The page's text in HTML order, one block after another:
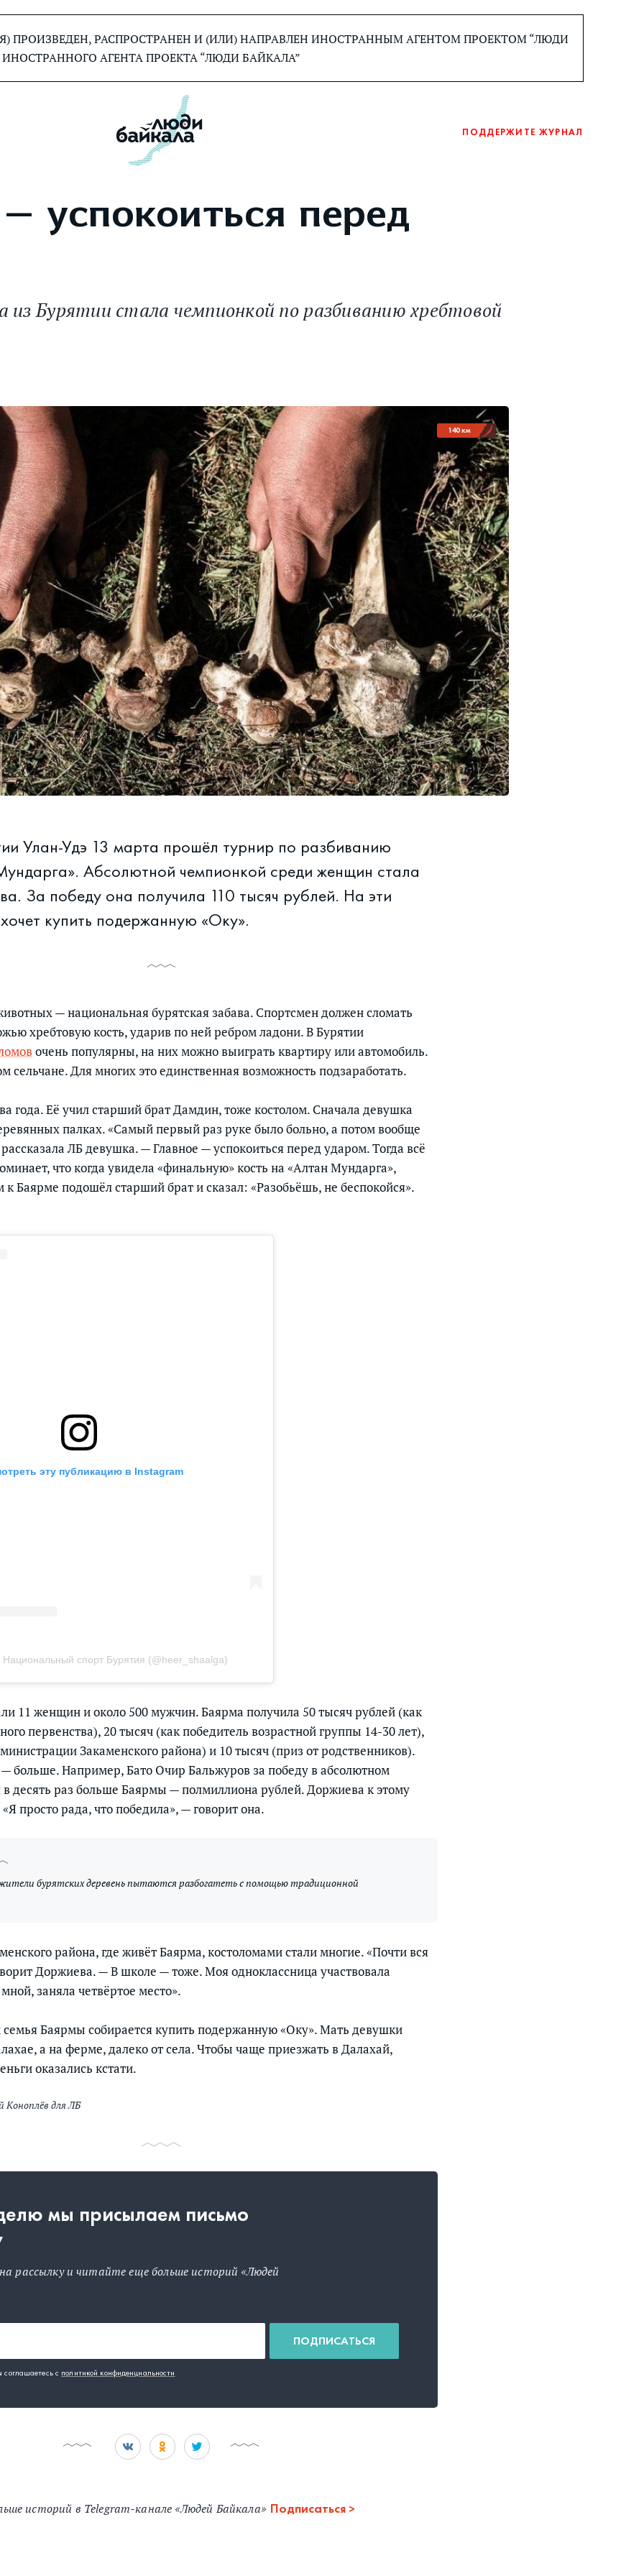
ПРОИЗВЕДЕН, РАСПРОСТРАНЕН И (ИЛИ) НАПРАВЛЕН ИНОСТРАННЫМ АГЕНТОМ ПРОЕКТОМ “ЛЮДИ
АГЕНТА ПРОЕКТА “ЛЮДИ БАЙКАЛА”
ПОДДЕРЖИТЕ ЖУРНАЛ
успокоиться перед
из Бурятии стала чемпионкой по разбиванию хребтовой
140 км
Улан-Удэ 13 марта прошёл турнир по разбиванию
Абсолютной чемпионкой среди женщин стала
За победу она получила 110 тысяч рублей. На эти
купить подержанную «Оку».
— национальная бурятская забава. Спортсмен должен сломать
хребтовую кость, ударив по ней ребром ладони. В Бурятии
очень популярны, на них можно выиграть квартиру или автомобиль.
сельчане. Для многих это единственная возможность подзаработать.
года. Её учил старший брат Дамдин, тоже костолом. Сначала девушка
палках. «Самый первый раз руке было больно, а потом вообще
ЛБ девушка. — Главное — успокоиться перед ударом. Тогда всё
что когда увидела «финальную» кость на «Алтан Мундарга»,
к Баярме подошёл старший брат и сказал: «Разобьёшь, не беспокойся».
эту публикацию в Instagram
Национальный спорт Бурятия (@heer_shaalga)
11 женщин и около 500 мужчин. Баярма получила 50 тысяч рублей (как
первенства), 20 тысяч (как победитель возрастной группы 14-30 лет),
Закаменского района) и 10 тысяч (приз от родственников).
больше. Например, Бато Очир Бальжуров за победу в абсолютном
в десять раз больше Баярмы — полмиллиона рублей. Доржиева к этому
просто рада, что победила», — говорит она.
бурятских деревень пытаются разбогатеть с помощью традиционной
района, где живёт Баярма, костоломами стали многие. «Почти вся
Доржиева. — В школе — тоже. Моя одноклассница участвовала
заняла четвёртое место».
Баярмы собирается купить подержанную «Оку». Мать девушки
а на ферме, далеко от села. Чтобы чаще приезжать в Далахай,
оказались кстати.
Коноплёв для ЛБ
мы присылаем письмо
рассылку и читайте еще больше историй «Людей
ПОДПИСАТЬСЯ
с политикой конфиденциальности
историй в Telegram-канале «Людей Байкала» Подписаться